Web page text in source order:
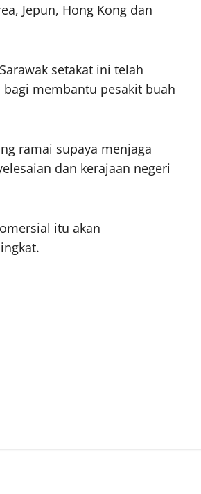
Jepun, Hong Kong dan
setakat ini telah
membantu pesakit buah
ramai supaya menjaga
dan kerajaan negeri
itu akan